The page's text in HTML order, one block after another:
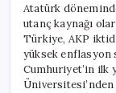
Atatürk
utanç kaynağı
Türkiye, AKP
yüksek enflasyon
Cumhuriyet’in ilk